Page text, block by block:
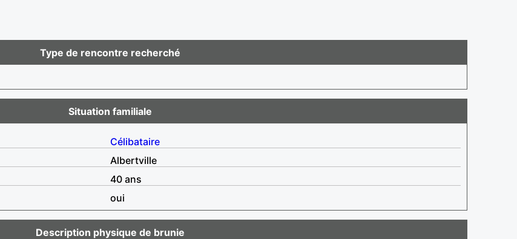
Type de rencontre recherché
Situation familiale
Célibataire
Albertville
40 ans
oui
Description physique de brunie